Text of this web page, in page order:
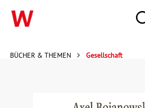
BÜCHER & THEMEN Gesellschaft